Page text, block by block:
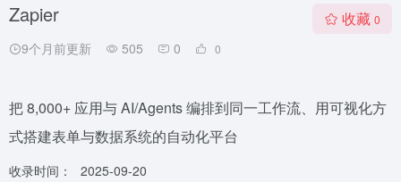
Zapier
9个月前更新 505 0 0
收藏 0
把 8,000+ 应用与 AI/Agents 编排到同一工作流、用可视化方
式搭建表单与数据系统的自动化平台
收录时间： 2025-09-20